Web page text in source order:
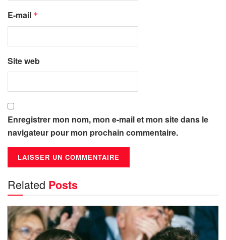
E-mail *
Site web
Enregistrer mon nom, mon e-mail et mon site dans le
navigateur pour mon prochain commentaire.
Related Posts